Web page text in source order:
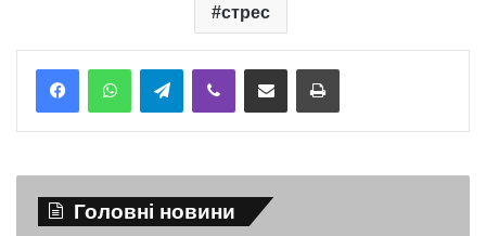
стрес
TelegramViber Надіслати електронною поштоюНадрукувати
Головні новини